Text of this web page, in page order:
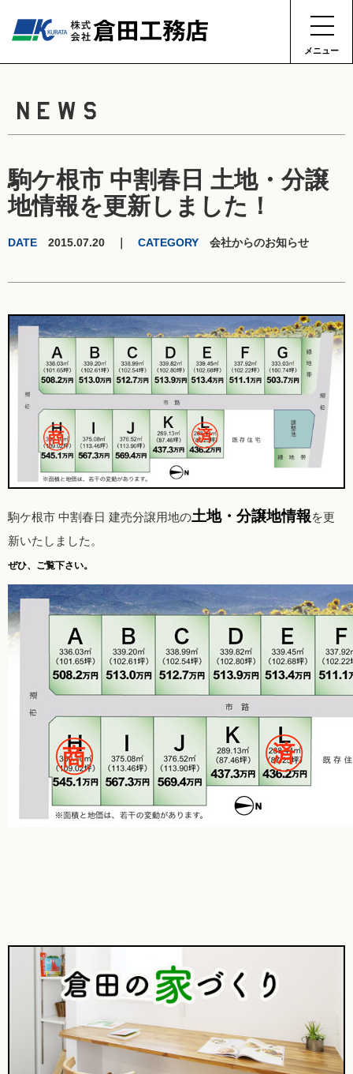
メニュー
NEWS
駒ケ根市 中割春日 土地・分譲
地情報を更新しました！
DATE 2015.07.20 ｜ CATEGORY 会社からのお知らせ
駒ケ根市 中割春日 建売分譲用地の土地・分譲地情報を更
新いたしました。
ぜひ、ご覧下さい。